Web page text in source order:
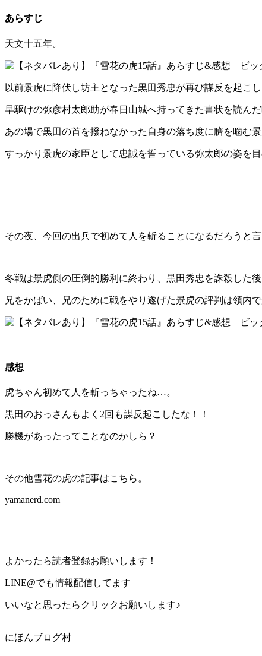
あらすじ
天文十五年。
以前景虎に降伏し坊主となった黒田秀忠が再び謀反を起こ
早駆けの弥彦村太郎助が春日山城へ持ってきた書状を読ん
あの場で黒田の首を撥ねなかった自身の落ち度に臍を噛む
すっかり景虎の家臣として忠誠を誓っている弥太郎の姿を
その夜、今回の出兵で初めて人を斬ることになるだろうと
冬戦は景虎側の圧倒的勝利に終わり、黒田秀忠を誅殺した
兄をかばい、兄のために戦をやり遂げた景虎の評判は領内
感想
虎ちゃん初めて人を斬っちゃったね…。
黒田のおっさんもよく2回も謀反起こしたな！！
勝機があったってことなのかしら？
その他雪花の虎の記事はこちら。
yamanerd.com
よかったら読者登録お願いします！
LINE@でも情報配信してます
いいなと思ったらクリックお願いします♪
にほんブログ村